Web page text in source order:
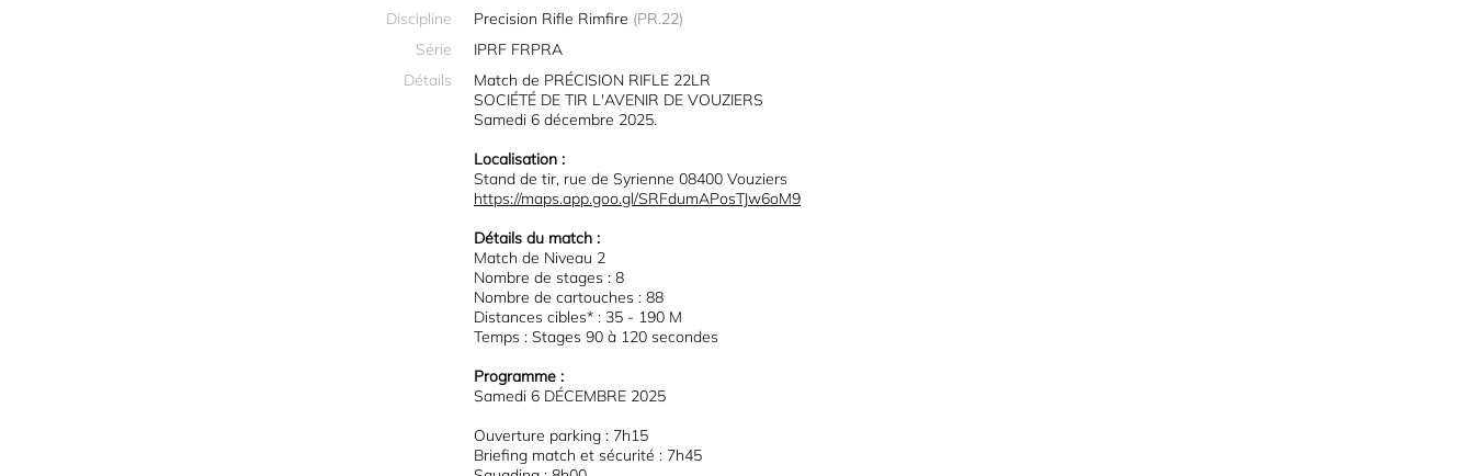
Discipline
Precision Rifle Rimfire (PR.22)
Série
IPRF FRPRA
Détails
Match de PRÉCISION RIFLE 22LR
SOCIÉTÉ DE TIR L'AVENIR DE VOUZIERS
Samedi 6 décembre 2025.
Localisation :
Stand de tir, rue de Syrienne 08400 Vouziers
https://maps.app.goo.gl/SRFdumAPosTJw6oM9
Détails du match :
Match de Niveau 2
Nombre de stages : 8
Nombre de cartouches : 88
Distances cibles* : 35 - 190 M
Temps : Stages 90 à 120 secondes
Programme :
Samedi 6 DÉCEMBRE 2025
Ouverture parking : 7h15
Briefing match et sécurité : 7h45